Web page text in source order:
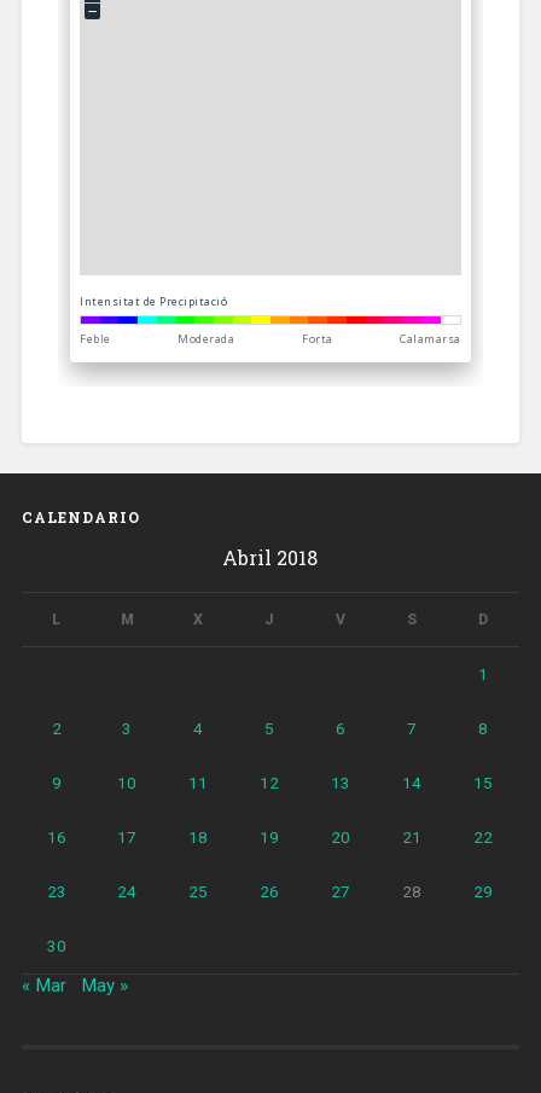
CALENDARIO
Abril 2018
L M X J V S D
1
2 3 4 5 6 7 8
9 10 11 12 13 14 15
16 17 18 19 20 21 22
23 24 25 26 27 28 29
30
« Mar May »